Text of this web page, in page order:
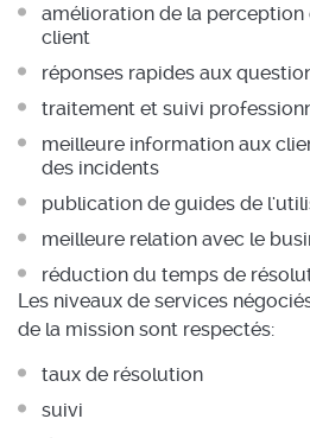
amélioration de la
client
réponses rapides aux
traitement et suivi
meilleure information aux
des incidents
publication de guides de
meilleure relation avec le
réduction du temps de
Les niveaux de services
de la mission sont respectés:
taux de résolution
suivi